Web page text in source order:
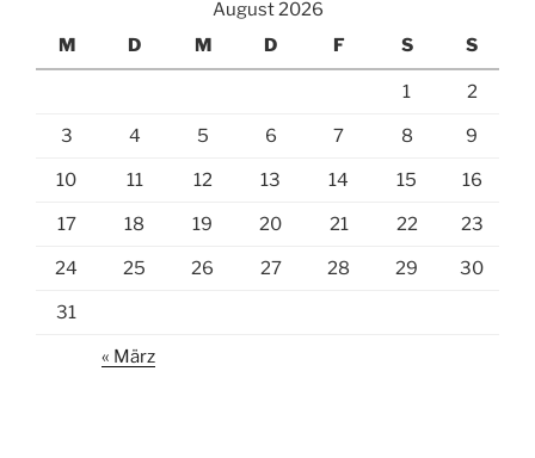
August 2026
M
D M D F S S
1 2
3 4 5 6 7 8 9
10 11 12 13 14 15 16
17 18 19 20 21 22 23
24 25 26 27 28 29 30
31
« März